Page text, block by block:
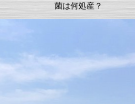
菌は何処産？